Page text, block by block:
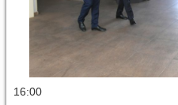
16:00